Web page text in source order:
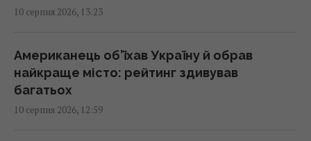
13:49 понеділок, 10 серпня 2026
РФ хоче відновити механізовані штурми на
фронті: в ISW розкрили, наскільки це
можливо
13:34 понеділок, 10 серпня 2026
10 серпня 2026, 13:23
Американець об’їхав Україну й обрав
найкраще місто: рейтинг здивував
багатьох
10 серпня 2026, 12:59